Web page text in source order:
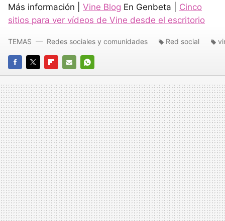
Más información | Vine Blog En Genbeta | Cinco
sitios para ver vídeos de Vine desde el escritorio
FACEBOOK
TWITTERFLIPBOARD
E-
MAIL
WHATSAPP
TEMAS Redes sociales y comunidades Red social